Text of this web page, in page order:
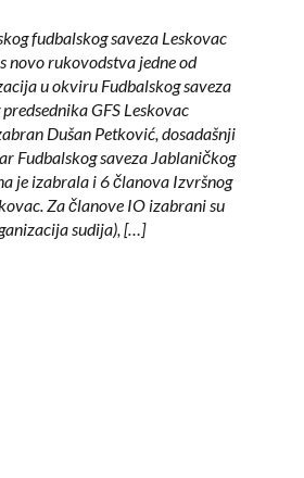
fudbalskog saveza Leskovac
novo rukovodstva jedne od
u okviru Fudbalskog saveza
GFS Leskovac
Dušan Petković, dosadašnji
Fudbalskog saveza Jablaničkog
je izabrala i 6 članova Izvršnog
Za članove IO izabrani su
sudija), […]